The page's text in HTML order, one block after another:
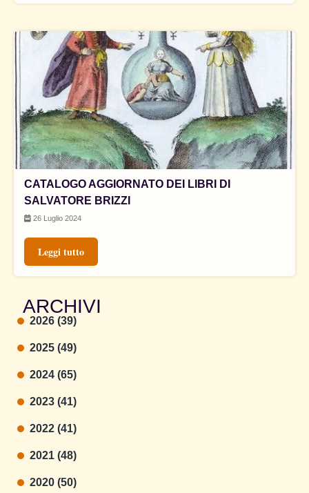
CATALOGO AGGIORNATO DEI LIBRI DI
SALVATORE BRIZZI
26 Luglio 2024
Leggi tutto
ARCHIVI
2026 (39)
2025 (49)
2024 (65)
2023 (41)
2022 (41)
2021 (48)
2020 (50)